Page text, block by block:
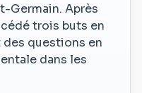
Germain. Après
trois buts en
questions en
dans les